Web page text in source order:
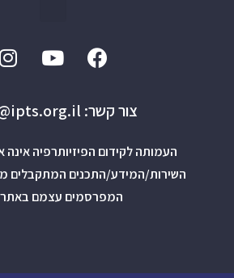
צור קשר: info@ipts.org.il
העמותה לקידום הפיזיותרפיה
השירות/המידע/התכנים המתקבלים
המפרסמים עצמם באתר